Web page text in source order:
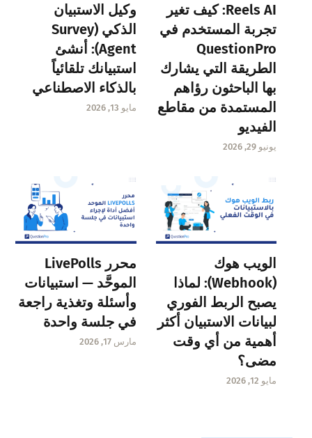
Reels AI: كيف تغير
تجربة المستخدم في
QuestionPro
الطريقة التي يشارك
بها الباحثون رؤاهم
المستمدة من مقاطع
الفيديو
يونيو 29, 2026
وكيل الاستبيان
الذكي (Survey
Agent): أنشئ
استبيانك تلقائياً
بالذكاء الاصطناعي
مايو 13, 2026
الويب هوك
(Webhook): لماذا
يصبح الربط الفوري
لبيانات الاستبيان أكثر
أهمية من أي وقت
مضى؟
مايو 12, 2026
محرر LivePolls
الموحَّد — استبيانات
وأسئلة وتغذية راجعة
في جلسة واحدة
مارس 17, 2026